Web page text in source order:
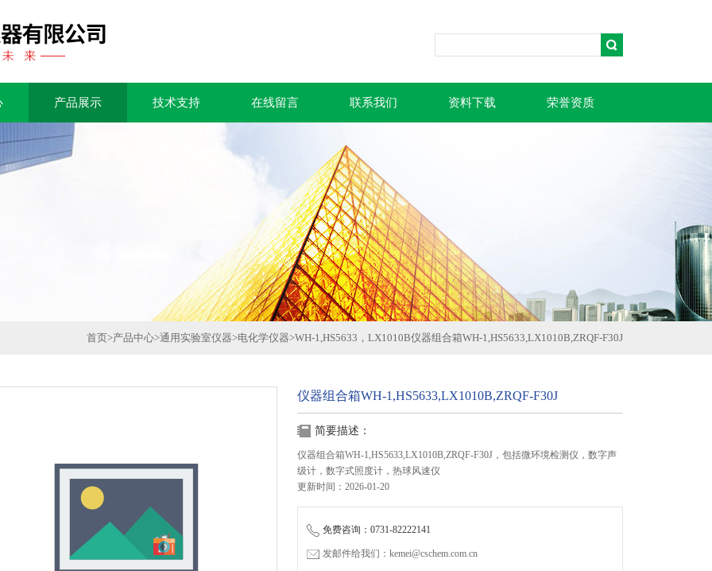
产品展示 技术支持 在线留言 联系我们 资料下载 荣誉资质
首页>产品中心>通用实验室仪器>电化学仪器>WH-1,HS5633，LX1010B仪器组合箱WH-1,HS5633,LX1010B,ZRQF-F30J
仪器组合箱WH-1,HS5633,LX1010B,ZRQF-F30J
简要描述：
仪器组合箱WH-1,HS5633,LX1010B,ZRQF-F30J，包括微环境检测仪，数字声
级计，数字式照度计，热球风速仪
更新时间：2026-01-20
免费咨询：0731-82222141
发邮件给我们：kemei@cschem.com.cn